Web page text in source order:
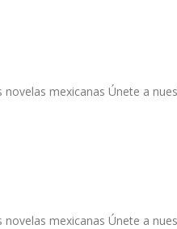
mexicanas Únete a
mexicanas Únete a